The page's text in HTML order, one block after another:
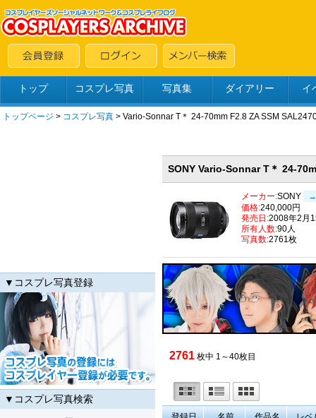
トップ コスプレ写真 写真集 ダイアリー イ
トップページ > コスプレ写真 > Vario-Sonnar T＊ 24-70mm F2.8 ZA SSM
▼コスプレ写真登録
▼コスプレ写真検索
SONY Vario-Sonnar T＊ 24-
メーカー:SONY
→
価格:240,000円
発売日:2008年2月
所有人数:90人
写真数:2761枚
2761 枚中 1～40枚目